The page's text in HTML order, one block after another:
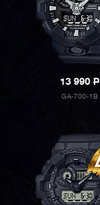
13 990P
GA-700-1B